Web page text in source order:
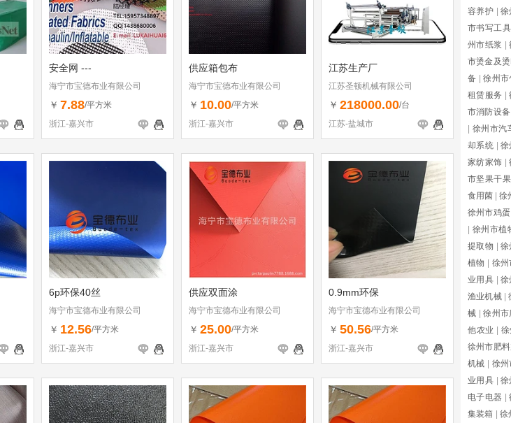
安全网 ---
海宁市宝德布业有限公司
￥ 7.88/平方米
浙江-嘉兴市
供应箱包布
海宁市宝德布业有限公司
￥ 10.00/平方米
浙江-嘉兴市
江苏生产厂
江苏圣顿机械有限公司
￥ 218000.00/台
江苏-盐城市
6p环保40丝
海宁市宝德布业有限公司
￥ 12.56/平方米
浙江-嘉兴市
供应双面涂
海宁市宝德布业有限公司
￥ 25.00/平方米
浙江-嘉兴市
0.9mm环保
海宁市宝德布业有限公司
￥ 50.56/平方米
浙江-嘉兴市
容养护
徐
市书写工具
州市纸浆
市烫金及
备
徐州市
租赁服务
市消防设备
徐州市汽
却系统
徐
家纺家饰
市坚果干果
食用菌
徐
徐州市鸡蛋
徐州市植
提取物
徐
植物
徐
业用具
徐
渔业机械
械
徐州市
他农业
徐州市肥
机械
徐
业用具
徐
电子电器
集装箱
徐